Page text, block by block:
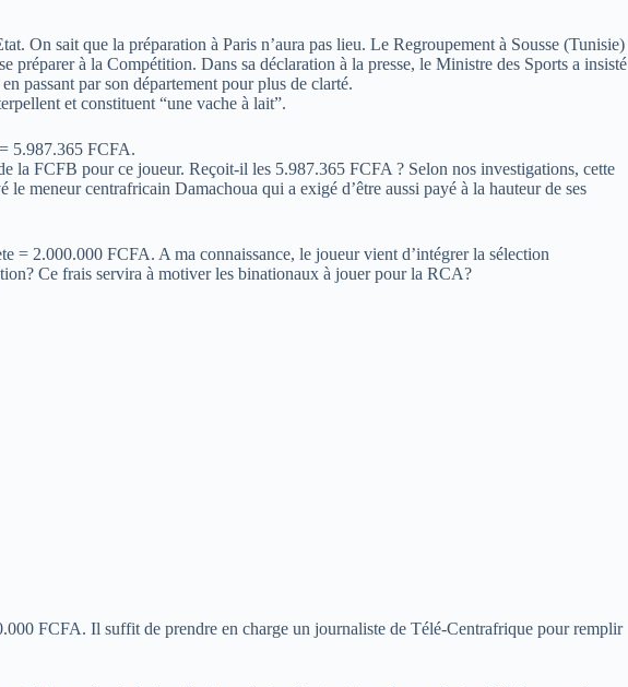
On sait que la préparation à Paris n’aura pas lieu. Le Regroupement à Sousse (Tunisie)
préparer à la Compétition. Dans sa déclaration à la presse, le Ministre des Sports a insisté
passant par son département pour plus de clarté.
et constituent “une vache à lait”.
5.987.365 FCFA.
la FCFB pour ce joueur. Reçoit-il les 5.987.365 FCFA ? Selon nos investigations, cette
meneur centrafricain Damachoua qui a exigé d’être aussi payé à la hauteur de ses
= 2.000.000 FCFA. A ma connaissance, le joueur vient d’intégrer la sélection
Ce frais servira à motiver les binationaux à jouer pour la RCA?
FCFA. Il suffit de prendre en charge un journaliste de Télé-Centrafrique pour remplir